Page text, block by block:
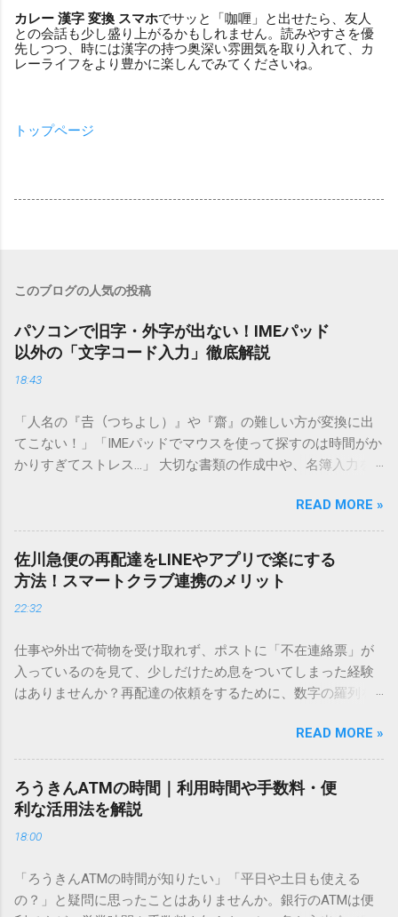
カレー 漢字 変換 スマホでサッと「咖喱」と出せたら、友人
との会話も少し盛り上がるかもしれません。読みやすさを優
先しつつ、時には漢字の持つ奥深い雰囲気を取り入れて、カ
レーライフをより豊かに楽しんでみてくださいね。
トップページ
このブログの人気の投稿
パソコンで旧字・外字が出ない！IMEパッド
以外の「文字コード入力」徹底解説
18:43
「人名の『𠮷（つちよし）』や『齋』の難しい方が変換に出
てこない！」「IMEパッドでマウスを使って探すのは時間がか
かりすぎてストレス…」 大切な書類の作成中や、名簿入力を
てしまいますよね。多くの人が「IMEパッド（手書き入力）」
を使いますが、実はマウスで一画ずつ書くのは非効率です
し、似た漢字が多すぎて結局見つからないことも少なくあり
ません。 そこで今回は、IMEパッドを使わずに、特定のコー
ドを打ち込むだけで一瞬で旧字や外字、特殊記号を呼び出す
「文字コード入力」のテクニックを詳しく解説します。 この
必要はありません。 1. なぜ「変換」しても旧字・外字が出て
こないのか？ そもそも、なぜ普通の変換で出てこない漢字が
あるのでしょうか。その理由は、パソコンが文字を認識する
は、JIS規格（日本産業規格）によって「第1水準」「第2水
準」といった形で整理されています。しかし、人名や地名に
使われる非常に古い漢字（旧字）や、特定の組織だけで作ら
れた「外字」は、この一般的な変換リストに含まれていない
ン上のすべての文字には、いわば「住所」のような番号が割
り振られています。変換候補に出ない文字でも、この住所
（コード）を直接指定すれば、確実に呼び出すことができる
READ MORE »
佐川急便の再配達をLINEやアプリで楽にする
方法！スマートクラブ連携のメリット
22:32
仕事や外出で荷物を受け取れず、ポストに「不在連絡票」が
入っているのを見て、少しだけため息をついてしまった経験
はありませんか？再配達の依頼をするために、数字の羅列を
ことに申し訳なさを感じたりすることもあるかもしれませ
ん。 「もっとスムーズに、自分のタイミングで受け取りた
い」 「わざわざ電話をかけずに、スマホ一つで完結させた
い」 そんな願いを叶えてくれるのが、佐川急便の会員制サー
ビス「スマートクラブ」と、LINEや公式アプリの連携です。
これらを活用するだけで、再配達のストレスは驚くほど軽く
受け取り術と、連携による具体的なメリットを徹底解説しま
す。 佐川急便の再配達が劇的に変わる「スマートクラブ」と
READ MORE »
ろうきんATMの時間｜利用時間や手数料・便
利な活用法を解説
18:00
「ろうきんATMの時間が知りたい」「平日や土日も使える
の？」と疑問に思ったことはありませんか。銀行のATMは便